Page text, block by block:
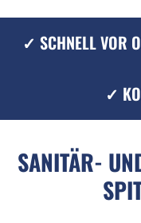
✓ SCHNELL VOR
✓
SANITÄR-